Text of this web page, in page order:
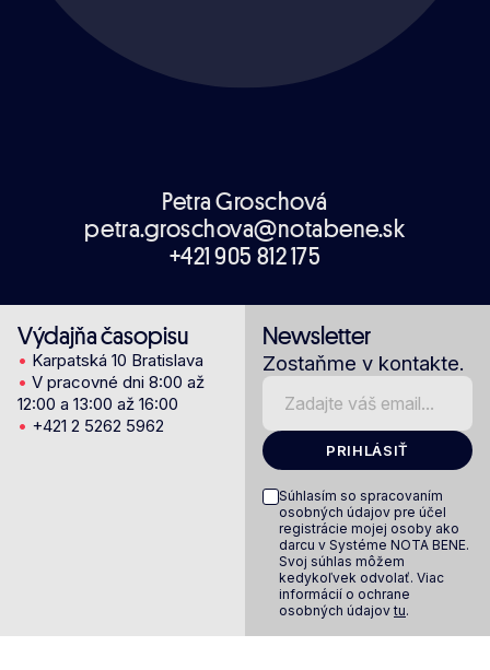
Petra Groschová
petra.groschova@notabene.sk
+421 905 812 175
Výdajňa časopisu
• Karpatská 10 Bratislava
• V pracovné dni 8:00 až
12:00 a 13:00 až 16:00
• +421 2 5262 5962
Newsletter
Zostaňme v kontakte.
PRIHLÁSIŤ
Súhlasím so spracovaním
osobných údajov pre účel
registrácie mojej osoby ako
darcu v Systéme NOTA BENE.
Svoj súhlas môžem
kedykoľvek odvolať. Viac
informácií o ochrane
osobných údajov tu.